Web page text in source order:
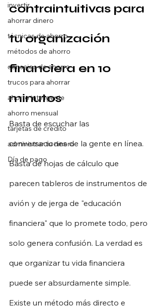
invertir
ahorrar dinero
técnicas de ahorro
métodos de ahorro
consejos de ahorro
trucos para ahorrar
ahorro inteligente
ahorro mensual
tarjetas de crédito
administrar tu dinero
Día de pago
contraintuitivas para
tu organización
financiera en 10
minutos
Basta de escuchar las
conversaciones de la gente en línea.
Basta de hojas de cálculo que
parecen tableros de instrumentos de
avión y de jerga de "educación
financiera" que lo promete todo, pero
solo genera confusión. La verdad es
que organizar tu vida financiera
puede ser absurdamente simple.
Existe un método más directo e